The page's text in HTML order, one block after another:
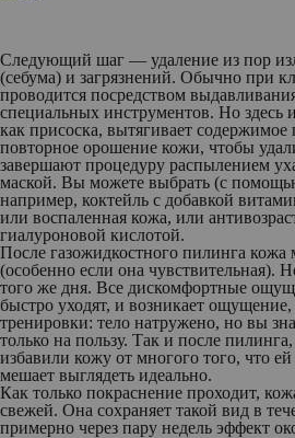
Следующий шаг — удаление из пор
(себума) и загрязнений. Обычно при
проводится посредством
специальных инструментов. Но здесь
как присоска, вытягивает
повторное орошение кожи, чтобы
завершают процедуру распылением
маской. Вы можете выбрать (с
например, коктейль с добавкой
или воспаленная кожа, или
гиалуроновой кислотой.
После газожидкостного пилинга кожа
(особенно если она чувствительная).
того же дня. Все дискомфортные
быстро уходят, и возникает
тренировки: тело натружено, но вы
только на пользу. Так и после
избавили кожу от многого того, что
мешает выглядеть идеально.
Как только покраснение проходит,
свежей. Она сохраняет такой вид в
примерно через пару недель эффект